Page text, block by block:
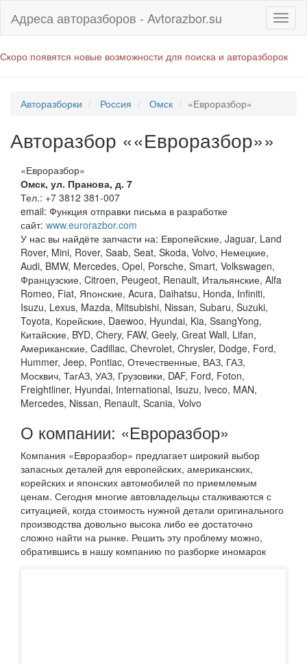
Адреса авторазборов - Avtorazbor.su
Скоро появятся новые возможности для поиска и авторазборок
Авторазборки Россия Омск «Евроразбор»
Авторазбор ««Евроразбор»»
«Евроразбор»
Омск, ул. Пранова, д. 7
Тел.: +7 3812 381-007
email: Функция отправки письма в разработке
сайт: www.eurorazbor.com
У нас вы найдёте запчасти на: Европейские, Jaguar, Land
Rover, Mini, Rover, Saab, Seat, Skoda, Volvo, Немецкие,
Audi, BMW, Mercedes, Opel, Porsche, Smart, Volkswagen,
Французские, Citroen, Peugeot, Renault, Итальянские, Alfa
Romeo, Fiat, Японские, Acura, Daihatsu, Honda, Infiniti,
Isuzu, Lexus, Mazda, Mitsubishi, Nissan, Subaru, Suzuki,
Toyota, Корейские, Daewoo, Hyundai, Kia, SsangYong,
Китайские, BYD, Chery, FAW, Geely, Great Wall, Lifan,
Американские, Cadillac, Chevrolet, Chrysler, Dodge, Ford,
Hummer, Jeep, Pontiac, Отечественные, ВАЗ, ГАЗ,
Москвич, ТагАЗ, УАЗ, Грузовики, DAF, Ford, Foton,
Freightliner, Hyundai, International, Isuzu, Iveco, MAN,
Mercedes, Nissan, Renault, Scania, Volvo
О компании: «Евроразбор»
Компания «Евроразбор» предлагает широкий выбор
запасных деталей для европейских, американских,
корейских и японских автомобилей по приемлемым
ценам. Сегодня многие автовладельцы сталкиваются с
ситуацией, когда стоимость нужной детали оригинального
производства довольно высока либо ее достаточно
сложно найти на рынке. Решить эту проблему можно,
обратившись в нашу компанию по разборке иномарок